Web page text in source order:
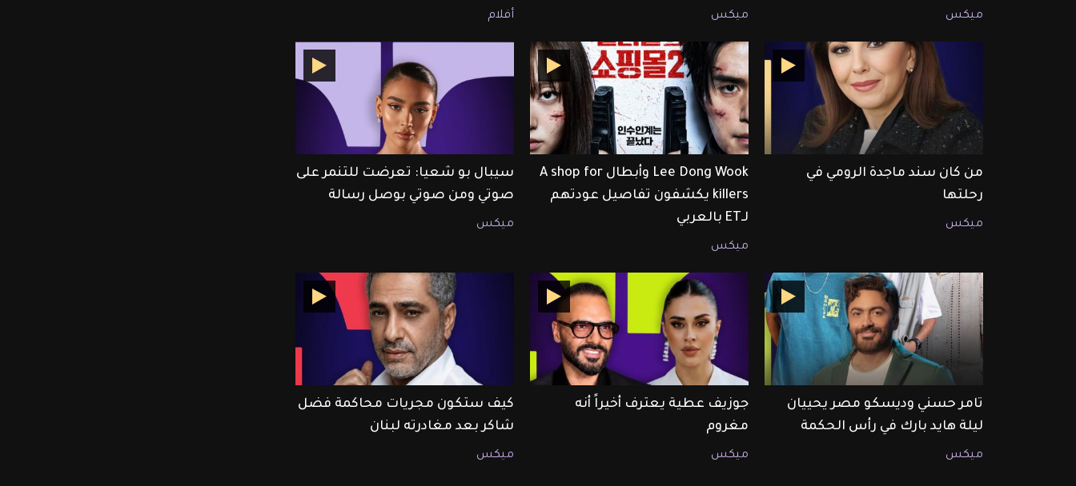
ميكس ميكس أفلام
من كان سند ماجدة الرومي في
رحلتها
ميكس
Lee Dong Wook وأبطال A shop for
killers يكشفون تفاصيل عودتهم
لـET بالعربي
ميكس
سيبال بو شعيا: تعرضت للتنمر على
صوتي ومن صوتي بوصل رسالة
ميكس
تامر حسني وديسكو مصر يحييان
ليلة هايد بارك في رأس الحكمة
ميكس
جوزيف عطية يعترف أخيراً أنه
مغروم
ميكس
كيف ستكون مجريات محاكمة فضل
شاكر بعد مغادرته لبنان
ميكس